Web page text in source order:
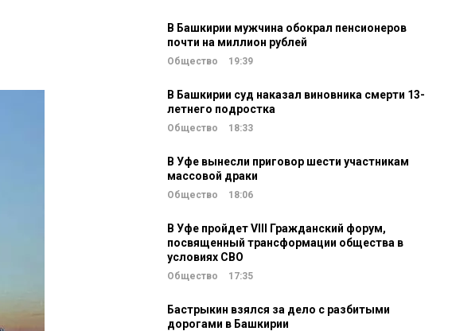
В Башкирии мужчина обокрал пенсионеров
почти на миллион рублей
Общество 19:39
В Башкирии суд наказал виновника смерти 13-
летнего подростка
Общество 18:33
В Уфе вынесли приговор шести участникам
массовой драки
Общество 18:06
В Уфе пройдет VIII Гражданский форум,
посвященный трансформации общества в
условиях СВО
Общество 17:35
Бастрыкин взялся за дело с разбитыми
дорогами в Башкирии